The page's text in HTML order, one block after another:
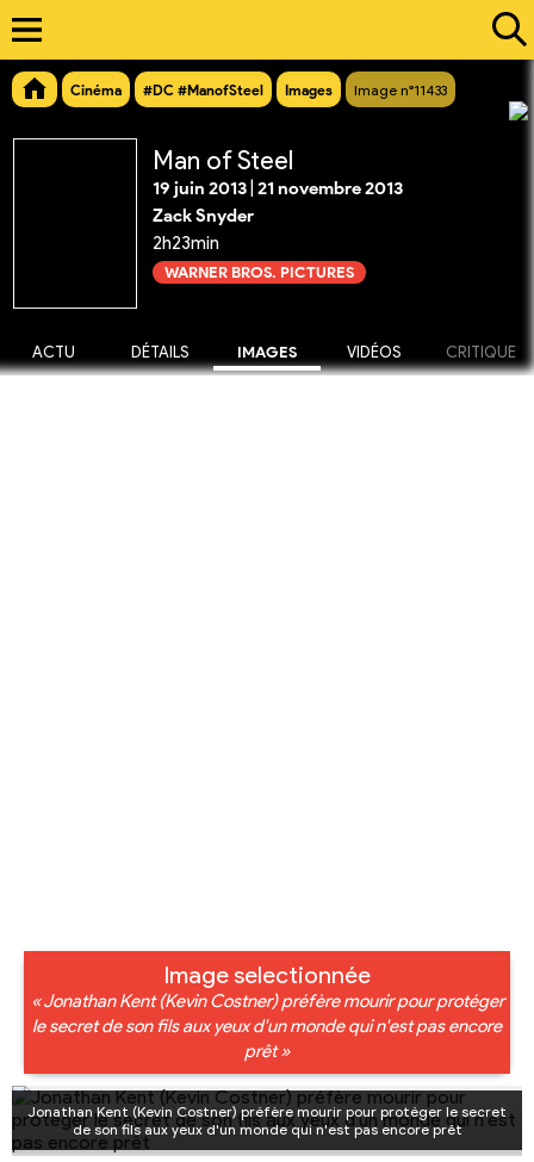
Cinéma #DC #ManofSteel Images Image n°11433
Man of Steel
19 juin 2013 21 novembre 2013
Zack Snyder
2h23min
WARNER BROS. PICTURES
ACTU DÉTAILS IMAGES VIDÉOS CRITIQUE
Image selectionnée
« Jonathan Kent (Kevin Costner) préfère mourir pour protéger
le secret de son fils aux yeux d'un monde qui n'est pas encore
prêt »
Jonathan Kent (Kevin Costner) préfère mourir pour protéger le secret
de son fils aux yeux d'un monde qui n'est pas encore prêt